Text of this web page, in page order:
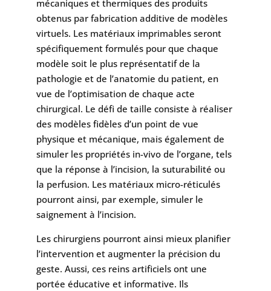
mécaniques et thermiques des produits
obtenus par fabrication additive de modèles
virtuels. Les matériaux imprimables seront
spécifiquement formulés pour que chaque
modèle soit le plus représentatif de la
pathologie et de l’anatomie du patient, en
vue de l’optimisation de chaque acte
chirurgical. Le défi de taille consiste à réaliser
des modèles fidèles d’un point de vue
physique et mécanique, mais également de
simuler les propriétés in-vivo de l’organe, tels
que la réponse à l’incision, la suturabilité ou
la perfusion. Les matériaux micro-réticulés
pourront ainsi, par exemple, simuler le
saignement à l’incision.
Les chirurgiens pourront ainsi mieux planifier
l’intervention et augmenter la précision du
geste. Aussi, ces reins artificiels ont une
portée éducative et informative. Ils